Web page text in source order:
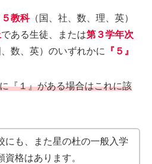
５教科（国、社、数、理、英）
である生徒、または第３学年次
数、英）のいずれかに
『５』
『１』がある場合はこれに該
にも、また星の杜の一般入学
資格はあります。